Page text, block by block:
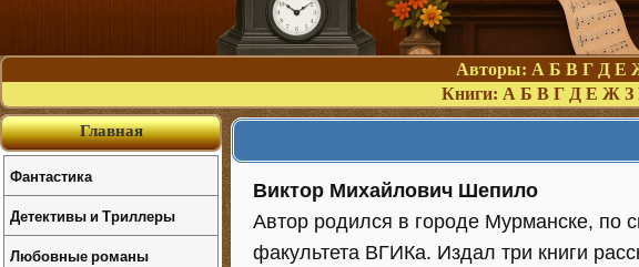
Авторы: А Б В Г Д Е
Книги: А Б В Г Д Е Ж З
Виктор Михайлович Шепило
Автор родился в городе Мурманске, по
факультета ВГИКа. Издал три книги
Главная
Фантастика
Детективы и Триллеры
Любовные романы